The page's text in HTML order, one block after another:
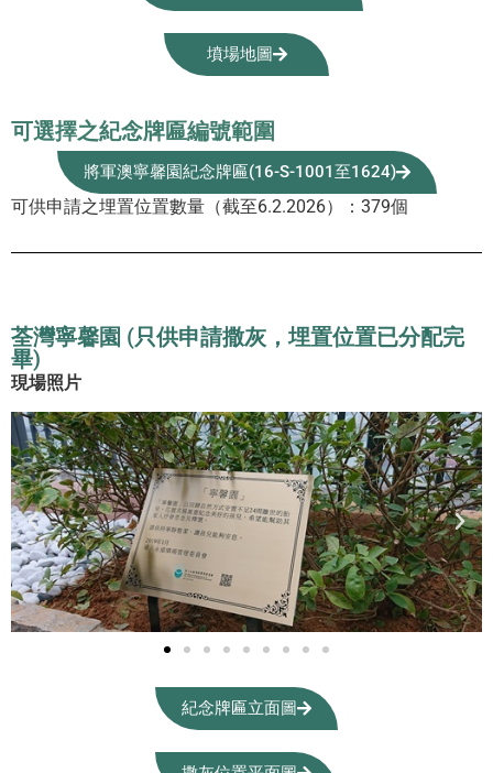
墳場地圖
可選擇之紀念牌匾編號範圍
將軍澳寧馨園紀念牌匾(16-S-1001至1624)
可供申請之埋置位置數量（截至6.2.2026） ： 379個
荃灣寧馨園 (只供申請撒灰，埋置位置已分配完
畢)
現場照片
紀念牌匾立面圖